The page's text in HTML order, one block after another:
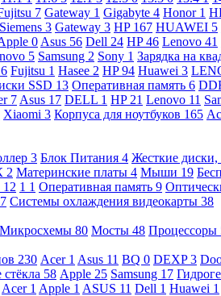
7 Gateway 1 Gigabyte 4 Honor 1
3 Gateway 3 HP 167 HUAWEI 5
0 Asus 56 Dell 24 HP46 Lenovo 41
5 Samsung 2 Sony 1 Зарядка на
Fujitsu 1 Hasee 2 HP94 Huawei 3
SSD 13 Оперативная память 6
7 Asus 17 DELL 1 HP 21 Lenovo 11
Xiaomi 3 Корпуса для ноутбуков 165
3 Блок Питания 4 Жесткие
2 Материнские платы 4 Мыши 19
12 1 1 Оперативная память 9
7 Системы охлаждения видеокарты 38
Микросхемы 80 Мосты 48 Процессоры
230 Acer 1 Asus 11 BQ 0 DEXP3
58 Apple 25 Samsung 17
Acer 1 Apple 1 ASUS 11 Dell 1 Huawei 1